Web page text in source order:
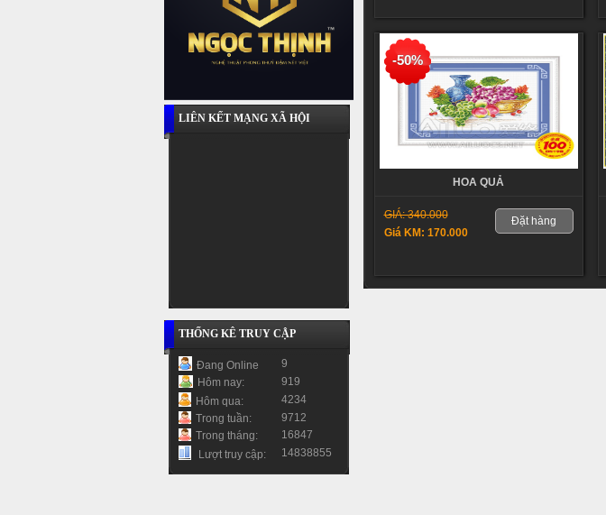
LIÊN KẾT MẠNG XÃ HỘI
THỐNG KÊ TRUY CẬP
Đang Online
9
Hôm nay:
919
Hôm qua:
4234
Trong tuần:
9712
Trong tháng:
16847
Lượt truy cập:
14838855
-50%
HOA QUẢ
GIÁ: 340.000
Giá KM: 170.000
Đặt hàng